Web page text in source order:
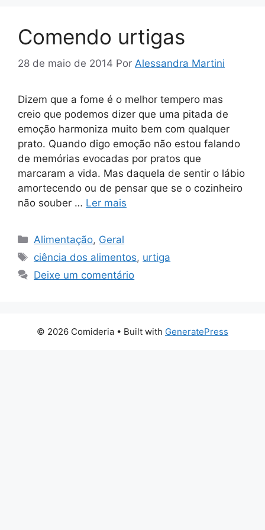
Comendo urtigas
28 de maio de 2014 Por Alessandra Martini
Dizem que a fome é o melhor tempero mas
creio que podemos dizer que uma pitada de
emoção harmoniza muito bem com qualquer
prato. Quando digo emoção não estou falando
de memórias evocadas por pratos que
marcaram a vida. Mas daquela de sentir o lábio
amortecendo ou de pensar que se o cozinheiro
não souber … Ler mais
Categorias
Alimentação, Geral
Tags
ciência dos alimentos, urtiga
Deixe um comentário
© 2026 Comideria • Built with GeneratePress